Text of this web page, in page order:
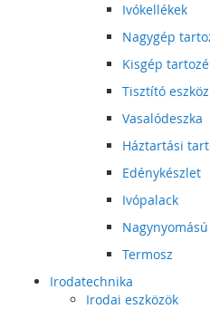
Ivókellékek
Nagygép
Kisgép
Tisztító eszköz
Vasalódeszka
Háztartási
Edénykészlet
Ivópalack
Termosz
Irodatechnika
Irodai eszközök